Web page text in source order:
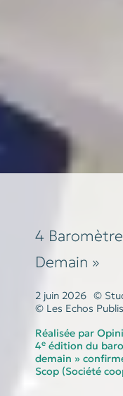
4
Demain »
2 juin 2026 ©
© Les Echos
Réalisée par
4e édition du
demain »
Scop (Société